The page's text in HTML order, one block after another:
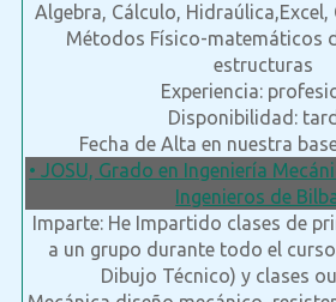
Algebra, Cálculo,
Métodos Físico-matemáticos
estructuras
Experiencia:
Disponibilidad:
Fecha de Alta en nuestra
• JOSU, Grado en Ingeniería
Ingenieros de
Imparte: He Impartido clases de
a un grupo durante todo el
Dibujo Técnico) y clases